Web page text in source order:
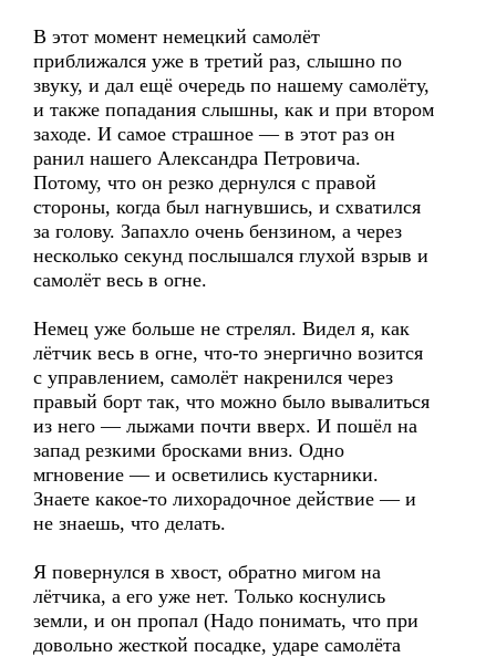
В этот момент немецкий самолёт
приближался уже в третий раз, слышно по
звуку, и дал ещё очередь по нашему самолёту,
и также попадания слышны, как и при втором
заходе. И самое страшное — в этот раз он
ранил нашего Александра Петровича.
Потому, что он резко дернулся с правой
стороны, когда был нагнувшись, и схватился
за голову. Запахло очень бензином, а через
несколько секунд послышался глухой взрыв и
самолёт весь в огне.
Немец уже больше не стрелял. Видел я, как
лётчик весь в огне, что-то энергично возится
с управлением, самолёт накренился через
правый борт так, что можно было вывалиться
из него — лыжами почти вверх. И пошёл на
запад резкими бросками вниз. Одно
мгновение — и осветились кустарники.
Знаете какое-то лихорадочное действие — и
не знаешь, что делать.
Я повернулся в хвост, обратно мигом на
лётчика, а его уже нет. Только коснулись
земли, и он пропал (Надо понимать, что при
довольно жесткой посадке, ударе самолёта